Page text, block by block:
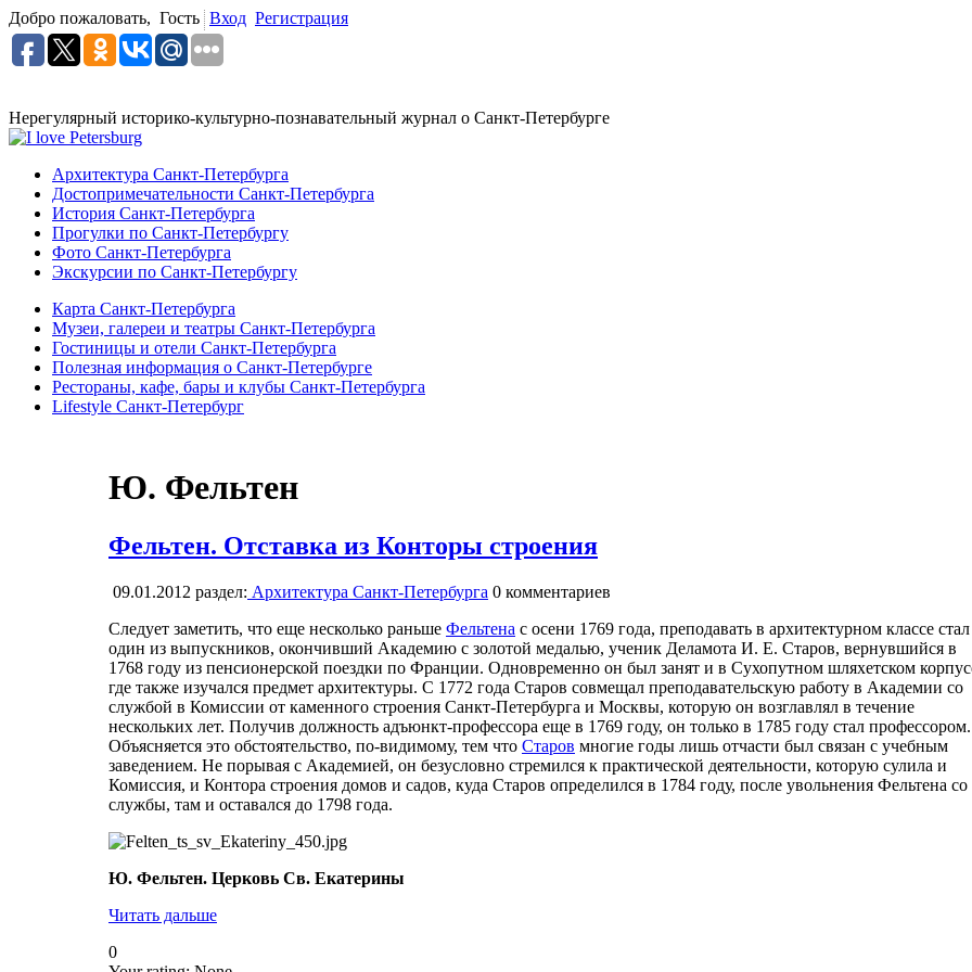
Добро пожаловать, Гость Вход Регистрация
Нерегулярный историко-культурно-познавательный журнал о Санкт-Петербурге
Архитектура Санкт-Петербурга
Достопримечательности Санкт-Петербурга
История Санкт-Петербурга
Прогулки по Санкт-Петербургу
Фото Санкт-Петербурга
Экскурсии по Санкт-Петербургу
Карта Санкт-Петербурга
Музеи, галереи и театры Санкт-Петербурга
Гостиницы и отели Санкт-Петербурга
Полезная информация о Санкт-Петербурге
Рестораны, кафе, бары и клубы Санкт-Петербурга
Lifestyle Санкт-Петербург
Ю. Фельтен
Фельтен. Отставка из Конторы строения
09.01.2012 раздел: Архитектура Санкт-Петербурга 0 комментариев
Следует заметить, что eщe несколько раньше Фельтена с осени 1769 года, преподавать в архитектурном классе стал
один из выпускников, окончивший Академию с золотой медалью, ученик Деламота И. Е. Старов, вернувшийся в
1768 году из пенсионерской поездки по Франции. Одновременно он был занят и в Сухопутном шляхетском
где также изучался предмет архитектуры. С 1772 года Старов совмещал преподавательскую работу в Академии со
службой в Комиссии от каменного строения Санкт-Петербурга и Москвы, которую он возглавлял в течение
нескольких лет. Получив должность адъюнкт-профессора еще в 1769 году, он только в 1785 году стал профессором.
Объясняется это обстоятельство, по-видимому, тем что Старов многие годы лишь отчасти был связан с учебным
заведением. Не порывая с Академией, он безусловно стремился к практической деятельности, которую сулила и
Комиссия, и Контора строения домов и садов, куда Старов определился в 1784 году, после увольнения Фельтена со
службы, там и оставался до 1798 года.
Ю. Фельтен. Церковь Св. Екатерины
Читать дальше
0